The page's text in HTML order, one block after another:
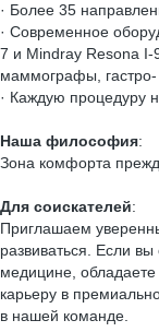
· Более 35
· Современное
7 и Mindray Resona
маммографы,
· Каждую процедуру
Наша философия:
Зона комфорта
Для соискателей:
Приглашаем
развиваться. Если
медицине,
карьеру в
в нашей команде.